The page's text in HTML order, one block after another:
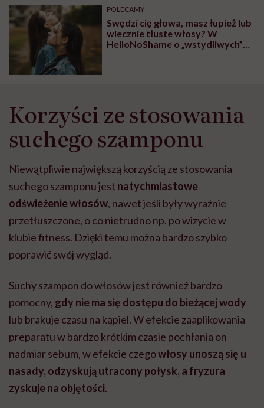
POLECAMY
Swędzi cię głowa, masz łupież lub
wiecznie tłuste włosy? W
HelloNoShame o „wstydliwych”
Korzyści ze stosowania
suchego szamponu
Niewątpliwie największą korzyścią ze stosowania
suchego szamponu jest natychmiastowe
odświeżenie włosów, nawet jeśli były wyraźnie
przetłuszczone, o co nietrudno np. po wizycie w
klubie fitness. Dzięki temu można bardzo szybko
poprawić swój wygląd.
Suchy szampon do włosów jest również bardzo
pomocny, gdy nie ma się dostępu do bieżącej wody
lub brakuje czasu na kąpiel.W efekcie zaaplikowania
preparatu w bardzo krótkim czasie pochłania on
nadmiar sebum, w efekcie czegowłosy unoszą się u
nasady, odzyskują utracony połysk, a fryzura
zyskuje na objętości.